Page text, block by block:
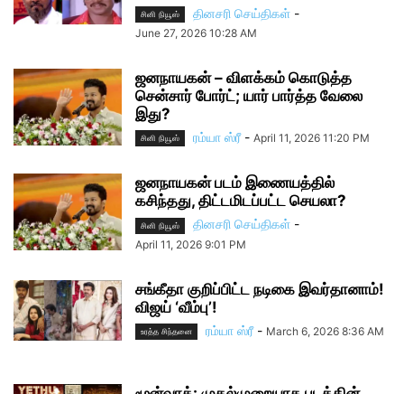
சினி நியூஸ் தினசரி செய்திகள் -
June 27, 2026 10:28 AM
ஜனநாயகன் – விளக்கம் கொடுத்த
சென்சார் போர்ட்; யார் பார்த்த வேலை
இது?
சினி நியூஸ் ரம்யா ஸ்ரீ - April 11, 2026 11:20 PM
ஜனநாயகன் படம் இணையத்தில்
கசிந்தது, திட்டமிடப்பட்ட செயலா?
சினி நியூஸ் தினசரி செய்திகள் -
April 11, 2026 9:01 PM
சங்கீதா குறிப்பிட்ட நடிகை இவர்தானாம்!
விஜய் ‘வீம்பு’!
உரத்த சிந்தனை ரம்யா ஸ்ரீ - March 6, 2026 8:36 AM